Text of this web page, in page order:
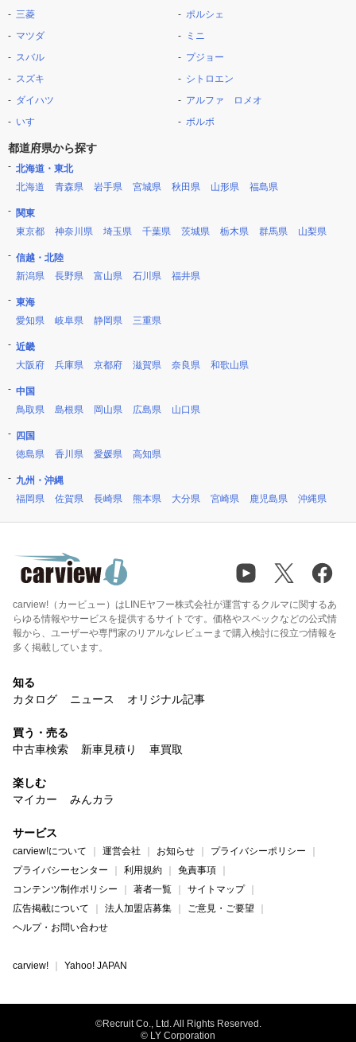
三菱
マツダ
スバル
スズキ
ダイハツ
いすゞ
ポルシェ
ミニ
プジョー
シトロエン
アルファ ロメオ
ボルボ
都道府県から探す
北海道・東北
北海道
青森県 岩手県 宮城県 秋田県 山形県 福島県
関東
東京都
神奈川県 埼玉県 千葉県 茨城県 栃木県 群馬県 山梨県
信越・北陸
新潟県
長野県 富山県 石川県 福井県
東海
愛知県
岐阜県 静岡県 三重県
近畿
大阪府
兵庫県 京都府 滋賀県 奈良県 和歌山県
中国
鳥取県
島根県 岡山県 広島県 山口県
四国
徳島県
香川県 愛媛県 高知県
九州・沖縄
福岡県
佐賀県 長崎県 熊本県 大分県 宮崎県 鹿児島県 沖縄県
carview!（カービュー）はLINEヤフー株式会社が運営するクルマに関するあ
らゆる情報やサービスを提供するサイトです。価格やスペックなどの公式情
報から、ユーザーや専門家のリアルなレビューまで購入検討に役立つ情報を
多く掲載しています。
知る
カタログ
ニュース オリジナル記事
買う・売る
中古車検索
新車見積り 車買取
楽しむ
マイカー
みんカラ
サービス
carview!について 運営会社 お知らせ
プライバシーポリシー
プライバシーセンター
利用規約
免責事項
コンテンツ制作ポリシー
著者一覧
サイトマップ
広告掲載について
法人加盟店募集
ご意見・ご要望
ヘルプ・お問い合わせ
carview! Yahoo! JAPAN
©Recruit Co., Ltd. All Rights Reserved.
© LY Corporation